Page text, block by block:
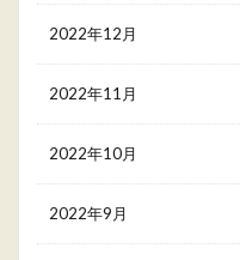
2022年12月
2022年11月
2022年10月
2022年9月